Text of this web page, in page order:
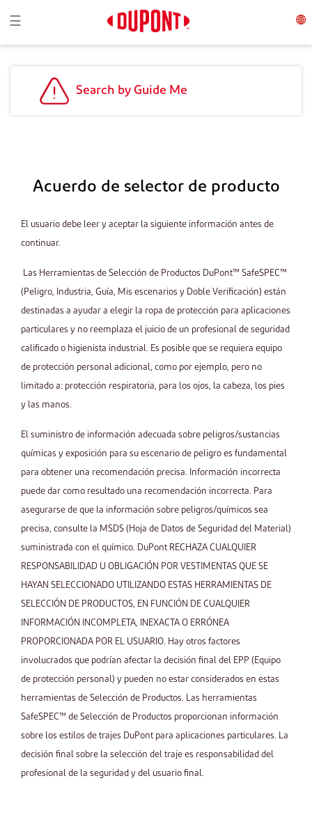
Toggle navigation
☰
Search by Guide Me
Acuerdo de selector de producto
El usuario debe leer y aceptar la siguiente información antes de
continuar.
Las Herramientas de Selección de Productos DuPont™ SafeSPEC™
(Peligro, Industria, Guía, Mis escenarios y Doble Verificación) están
destinadas a ayudar a elegir la ropa de protección para aplicaciones
particulares y no reemplaza el juicio de un profesional de seguridad
calificado o higienista industrial. Es posible que se requiera equipo
de protección personal adicional, como por ejemplo, pero no
limitado a: protección respiratoria, para los ojos, la cabeza, los pies
y las manos.
El suministro de información adecuada sobre peligros/sustancias
químicas y exposición para su escenario de peligro es fundamental
para obtener una recomendación precisa. Información incorrecta
puede dar como resultado una recomendación incorrecta. Para
asegurarse de que la información sobre peligros/químicos sea
precisa, consulte la MSDS (Hoja de Datos de Seguridad del Material)
suministrada con el químico. DuPont RECHAZA CUALQUIER
RESPONSABILIDAD U OBLIGACIÓN POR VESTIMENTAS QUE SE
HAYAN SELECCIONADO UTILIZANDO ESTAS HERRAMIENTAS DE
SELECCIÓN DE PRODUCTOS, EN FUNCIÓN DE CUALQUIER
INFORMACIÓN INCOMPLETA, INEXACTA O ERRÓNEA
PROPORCIONADA POR EL USUARIO. Hay otros factores
involucrados que podrían afectar la decisión final del EPP (Equipo
de protección personal) y pueden no estar considerados en estas
herramientas de Selección de Productos. Las herramientas
SafeSPEC™ de Selección de Productos proporcionan información
sobre los estilos de trajes DuPont para aplicaciones particulares. La
decisión final sobre la selección del traje es responsabilidad del
profesional de la seguridad y del usuario final.